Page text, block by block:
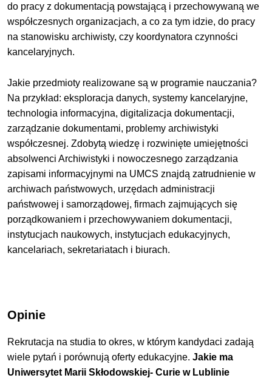
do pracy z dokumentacją powstającą i przechowywaną we
współczesnych organizacjach, a co za tym idzie, do pracy
na stanowisku archiwisty, czy koordynatora czynności
kancelaryjnych.
Jakie przedmioty realizowane są w programie nauczania?
Na przykład: eksploracja danych, systemy kancelaryjne,
technologia informacyjna, digitalizacja dokumentacji,
zarządzanie dokumentami, problemy archiwistyki
współczesnej. Zdobytą wiedzę i rozwinięte umiejętności
absolwenci Archiwistyki i nowoczesnego zarządzania
zapisami informacyjnymi na UMCS znajdą zatrudnienie w
archiwach państwowych, urzędach administracji
państwowej i samorządowej, firmach zajmujących się
porządkowaniem i przechowywaniem dokumentacji,
instytucjach naukowych, instytucjach edukacyjnych,
kancelariach, sekretariatach i biurach.
Opinie
Rekrutacja na studia to okres, w którym kandydaci zadają
wiele pytań i porównują oferty edukacyjne.Jakie ma
Uniwersytet Marii Skłodowskiej- Curie w Lublinie